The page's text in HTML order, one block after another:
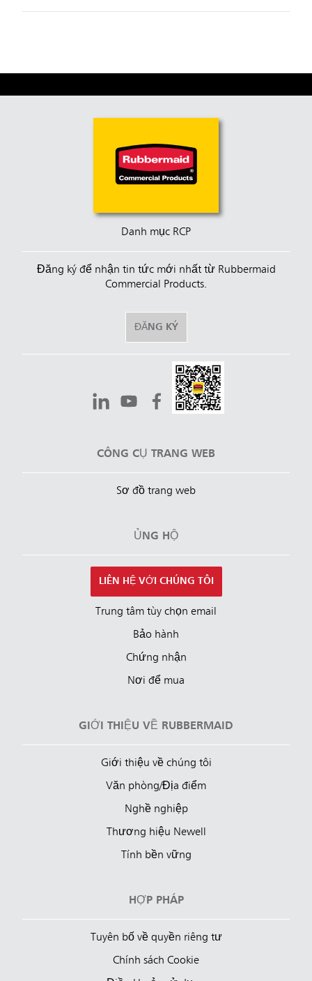
Danh mục RCP
Đăng ký để nhận tin tức mới nhất từ Rubbermaid
Commercial Products.
ĐĂNG KÝ
CÔNG CỤ TRANG WEB
Sơ đồ trang web
ỦNG HỘ
LIÊN HỆ VỚI CHÚNG TÔI
Trung tâm tùy chọn email
Bảo hành
Chứng nhận
Nơi để mua
GIỚI THIỆU VỀ RUBBERMAID
Giới thiệu về chúng tôi
Văn phòng/Địa điểm
Nghề nghiệp
Thương hiệu Newell
Tính bền vững
HỢP PHÁP
Tuyên bố về quyền riêng tư
Chính sách Cookie